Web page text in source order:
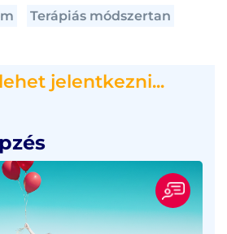
Terápiás módszertan
jelentkezni...